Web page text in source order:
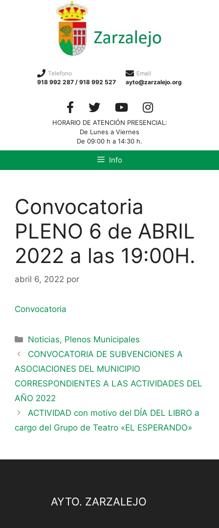
Telefono
918 992 287 / 918 992 527
Email
ayto@zarzalejo.org
HORARIO DE ATENCIÓN PRESENCIAL:
De Lunes a Viernes
De 09:00 h a 14:30 h.
Info
Convocatoria
PLENO 6 de ABRIL
2022 a las 19:00H.
abril 6, 2022 por
Convocatoria
Noticias, Plenos Municipales
CONVOCATORIA DE SUBVENCIONES A
ASOCIACIONES DEL MUNICIPIO
CORRESPONDIENTES A LAS ACTIVIDADES DEL
AÑO 2022
ACTIVIDAD con motivo del DÍA DEL LIBRO a
cargo del Grupo de Teatro «EL ESPERANDO»
AYTO. ZARZALEJO